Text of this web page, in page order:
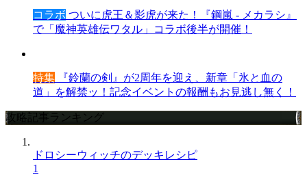
コラボ ついに虎王＆影虎が来た！『鋼嵐 - メカラシ』
で「魔神英雄伝ワタル」コラボ後半が開催！
特集 『鈴蘭の剣』が2周年を迎え、新章「氷と血の
道」を解禁ッ！記念イベントの報酬もお見逃し無く！
攻略記事ランキング
ドロシーウィッチのデッキレシピ
1